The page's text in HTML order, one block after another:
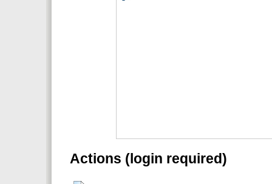
Actions (login required)